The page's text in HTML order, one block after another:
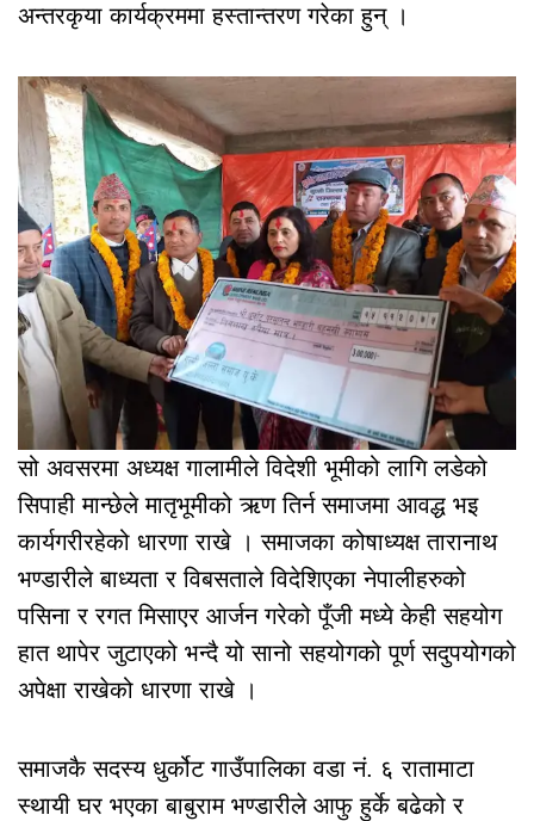
अन्तरकृया कार्यक्रममा हस्तान्तरण गरेका हुन् ।
सो अवसरमा अध्यक्ष गालामीले विदेशी भूमीको लागि लडेको
सिपाही मान्छेले मातृभूमीको ऋण तिर्न समाजमा आवद्ध भइ
कार्यगरीरहेको धारणा राखे । समाजका कोषाध्यक्ष तारानाथ
भण्डारीले बाध्यता र विबसताले विदेशिएका नेपालीहरुको
पसिना र रगत मिसाएर आर्जन गरेको पूँजी मध्ये केही सहयोग
हात थापेर जुटाएको भन्दै यो सानो सहयोगको पूर्ण सदुपयोगको
अपेक्षा राखेको धारणा राखे ।
समाजकै सदस्य धुर्कोट गाउँपालिका वडा नं. ६ रातामाटा
स्थायी घर भएका बाबुराम भण्डारीले आफु हुर्के बढेको र